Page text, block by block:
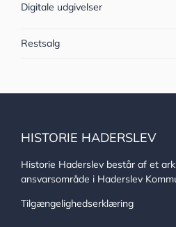
Digitale udgivelser
Restsalg
HISTORIE HADERSLEV
Historie Haderslev består af et
ansvarsområde i Haderslev
Tilgængelighedserklæring